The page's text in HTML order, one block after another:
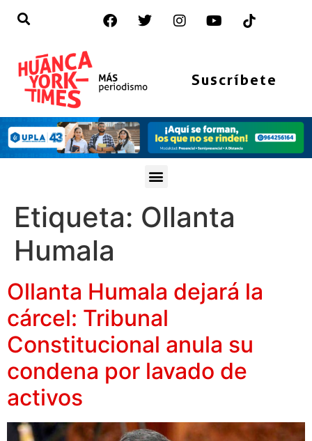
Suscríbete
Etiqueta: Ollanta
Humala
Ollanta Humala dejará la
cárcel: Tribunal
Constitucional anula su
condena por lavado de
activos